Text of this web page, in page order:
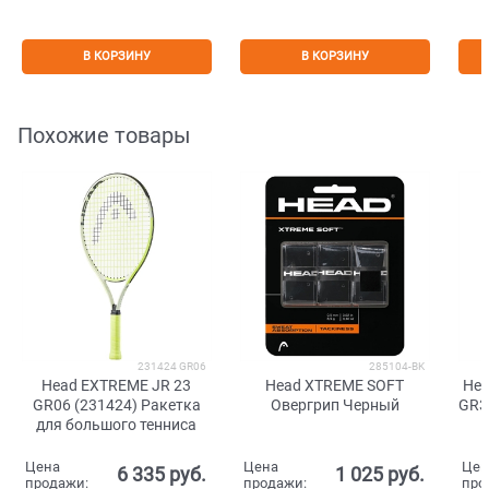
В КОРЗИНУ В КОРЗИНУ
Похожие товары
231424 GR06
Head EXTREME JR 23
GR06 (231424) Ракетка
для большого тенниса
Цена
продажи:
6 335 руб.
285104-BK
Head XTREME SOFT
Овергрип Черный
Цена
продажи:
1 025 руб.